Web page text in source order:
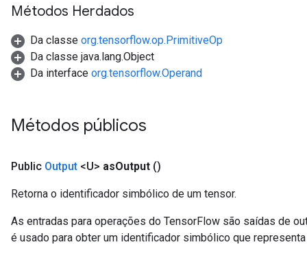
Métodos Herdados
Da classe org.tensorflow.op.PrimitiveOp
Da classe java.lang.Object
Da interface org.tensorflow.Operand
Métodos públicos
Public Output <U> asOutput ()
Retorna o identificador simbólico de um tensor.
As entradas para operações do TensorFlow são saídas de
é usado para obter um identificador simbólico que